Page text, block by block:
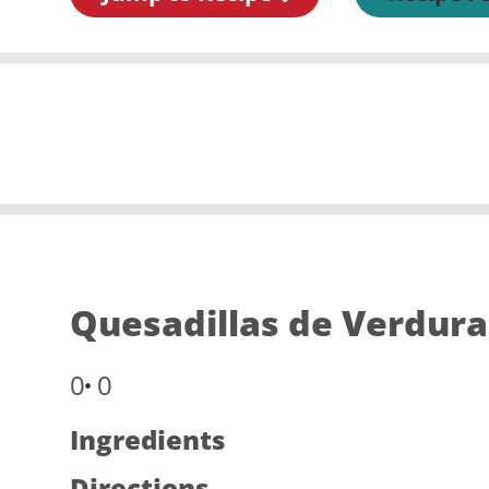
Quesadillas de
0 0
Ingredients